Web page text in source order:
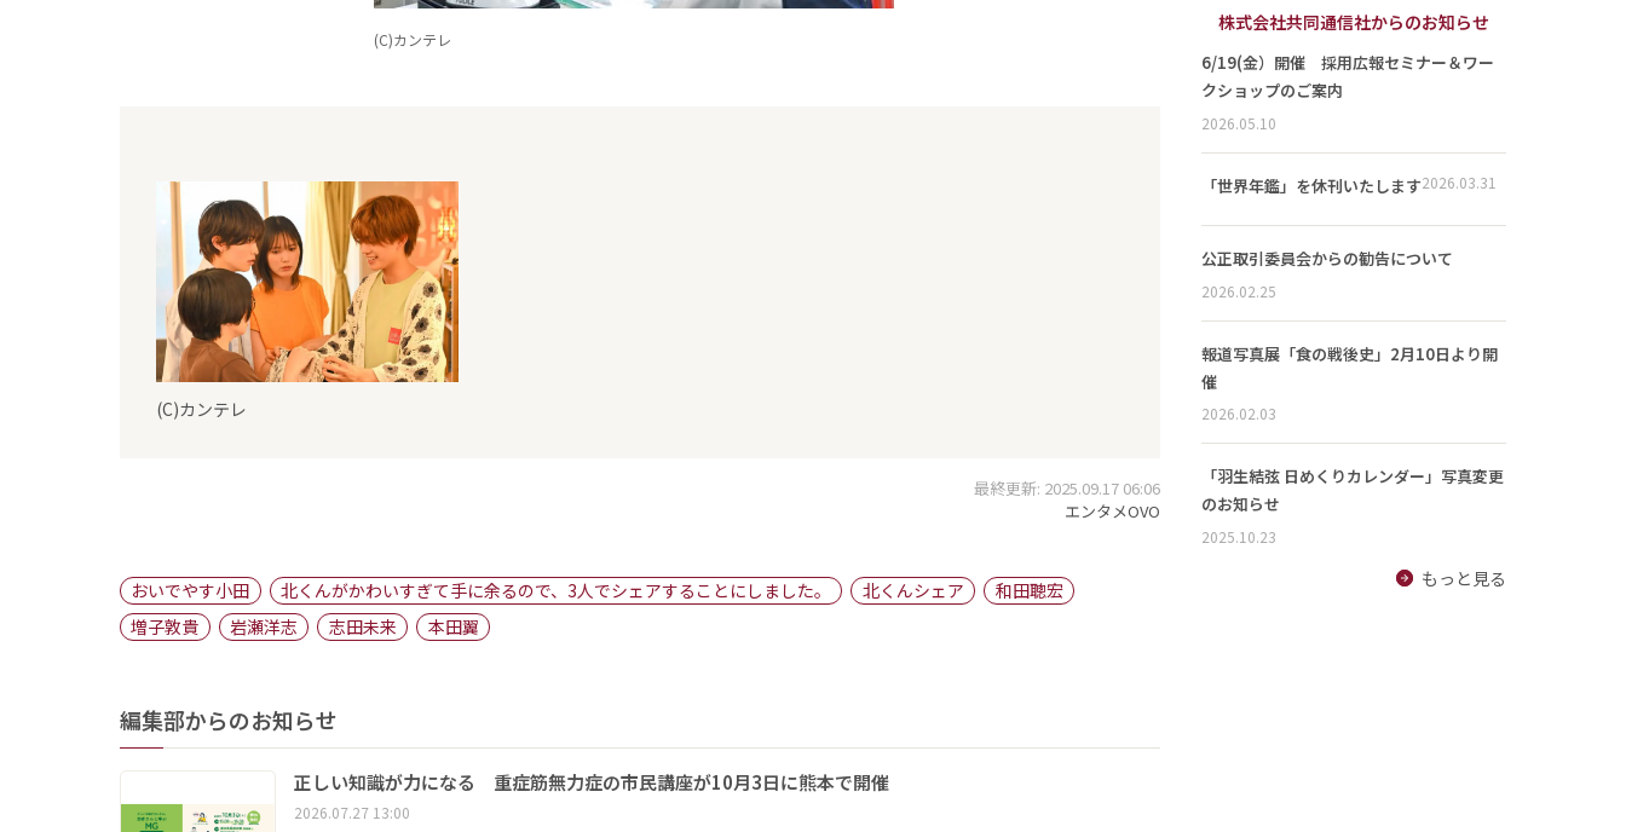
(C)カンテレ
(C)カンテレ
最終更新: 2025.09.17 06:06
エンタメOVO
おいでやす小田 北くんがかわいすぎて手に余るので、3人でシェアすることにしました。 北くんシェア
和田聰宏
増子敦貴
岩瀬洋志 志田未来 本田翼
編集部からのお知らせ
正しい知識が力になる 重症筋無力症の市民講座が10月3日に熊本で開催
2026.07.27 13:00
株式会社共同通信社からのお知らせ
6/19(金）開催 採用広報セミナー＆ワー
クショップのご案内
2026.05.10
「世界年鑑」を休刊いたします2026.03.31
公正取引委員会からの勧告について
2026.02.25
報道写真展「食の戦後史」2月10日より開
催
2026.02.03
「羽生結弦 日めくりカレンダー」写真変更
のお知らせ
2025.10.23
もっと見る